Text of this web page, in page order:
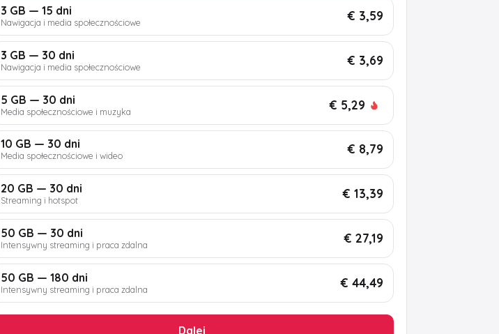
3 GB — 15 dni
Nawigacja i media społecznościowe € 3,59
3 GB — 30 dni
Nawigacja i media społecznościowe € 3,69
5 GB — 30 dni
Media społecznościowe i muzyka € 5,29
10 GB — 30 dni
Media społecznościowe i wideo € 8,79
20 GB — 30 dni
Streaming i hotspot € 13,39
50 GB — 30 dni
Intensywny streaming i praca zdalna € 27,19
50 GB — 180 dni
Intensywny streaming i praca zdalna € 44,49
Dalej